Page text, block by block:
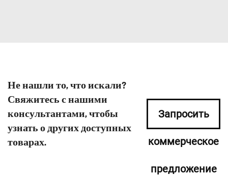
Не нашли то, что искали?
Свяжитесь с нашими
консультантами, чтобы
узнать о других доступных
товарах.
Запросить
коммерческое
предложение